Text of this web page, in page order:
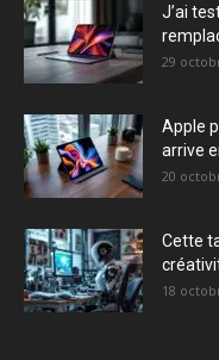
J’ai
29
Apple
arrive
20
Cette
18